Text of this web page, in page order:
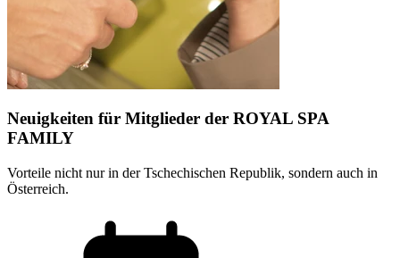
Neuigkeiten für Mitglieder der ROYAL SPA
FAMILY
Vorteile nicht nur in der Tschechischen Republik, sondern auch in
Österreich.